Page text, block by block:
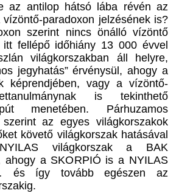
az antilop hátsó lába révén az
paradoxon jelzésének is?
szerint nincs önálló vízöntő
itt fellépő időhiány 13 000 évvel
világkorszakban áll helyre,
jegyhatás” érvénysül, ahogy a
képrendjében, vagy a vízöntő-
is tekinthető
menetében. Párhuzamos
az egyes világkorszakok
követő világkorszak hatásával
világkorszak a BAK
ahogy a SKORPIÓ is a NYILAS
és így tovább egészen az